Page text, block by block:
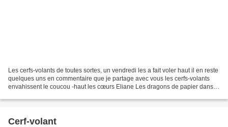
Les cerfs-volants de toutes sortes, un vendredi les a fait voler haut il en reste
quelques uns en commentaire que je partage avec vous les cerfs-volants
envahissent le coucou -haut les cœurs Eliane Les dragons de papier dans le
Cerf-volant